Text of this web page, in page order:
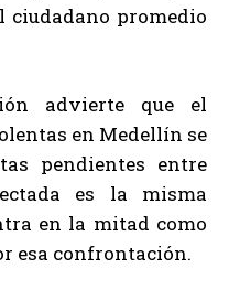
ciudadano promedio
advierte que el
en Medellín se
pendientes entre
es la misma
en la mitad como
esa confrontación.